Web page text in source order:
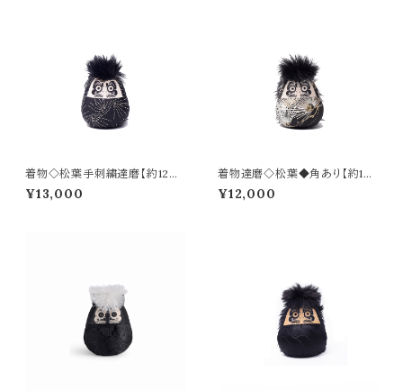
着物◇松葉手刺繍達磨【約12
㎝】再販可 Hand-embroider
ed Matsuba Sashiko
¥13,000
着物達磨◇松葉◆角あり【約12
㎝】
¥12,000